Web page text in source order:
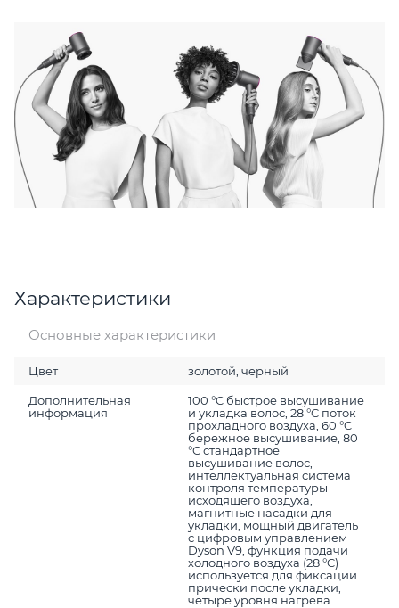
Характеристики
Основные характеристики
Цвет золотой, черный
Дополнительная
информация
100 °C быстрое высушивание
и укладка волос, 28 °C поток
прохладного воздуха, 60 °C
бережное высушивание, 80
°C стандартное
высушивание волос,
интеллектуальная система
контроля температуры
исходящего воздуха,
магнитные насадки для
укладки, мощный двигатель
с цифровым управлением
Dyson V9, функция подачи
холодного воздуха (28 °C)
используется для фиксации
прически после укладки,
четыре уровня нагрева